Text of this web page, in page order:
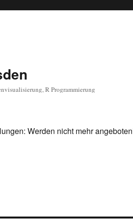
R Programmierung
Werden nicht mehr